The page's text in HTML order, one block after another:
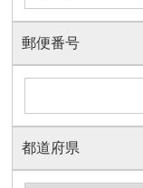
郵便番号
都道府県